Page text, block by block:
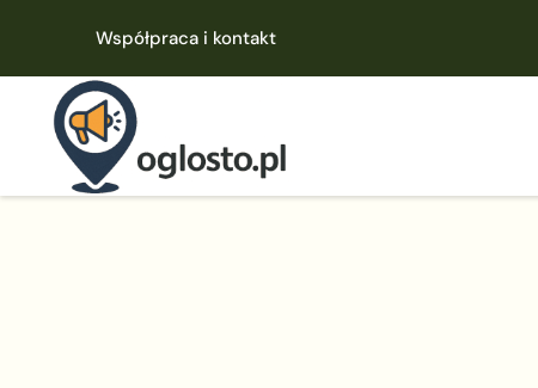
Współpraca i kontakt